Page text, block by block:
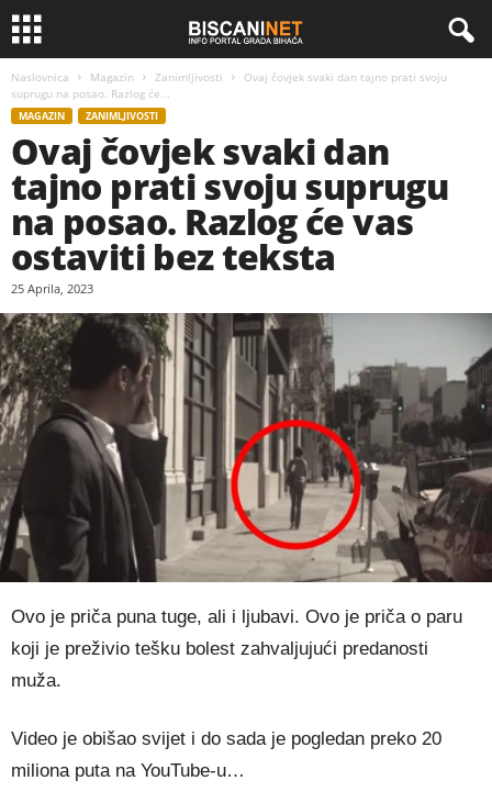
Naslovnica Magazin Zanimljivosti
Ovaj čovjek svaki dan tajno prati svoju
suprugu na posao. Razlog će...
MAGAZIN ZANIMLJIVOSTI
Ovaj čovjek svaki dan
tajno prati svoju suprugu
na posao. Razlog će vas
ostaviti bez teksta
25 Aprila, 2023
Ovo je priča puna tuge, ali i ljubavi. Ovo je priča o paru
koji je preživio tešku bolest zahvaljujući predanosti
muža.
Video je obišao svijet i do sada je pogledan preko 20
miliona puta na YouTube-u…